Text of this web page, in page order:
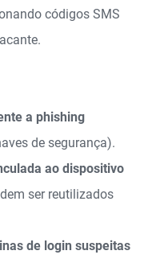
códigos SMS
a phishing
de segurança).
ao dispositivo
ser reutilizados
de login suspeitas